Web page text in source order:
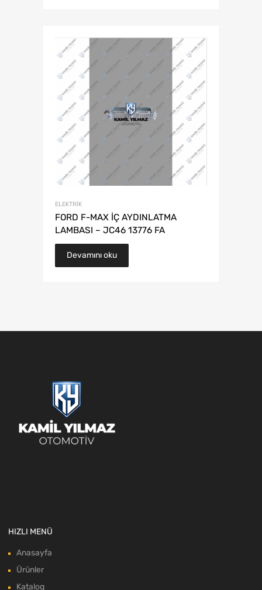
ELEKTRIK
FORD F-MAX İÇ AYDINLATMA
LAMBASI – JC46 13776 FA
Devamını oku
HIZLI MENÜ
Anasayfa
Ürünler
Katalog